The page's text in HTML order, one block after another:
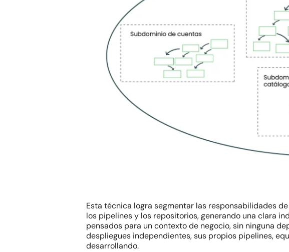
Esta técnica logra segmentar las responsabilidades
los pipelinesy los repositorios, generando una clara
pensados para un contexto de negocio, sin ninguna
despliegues independientes, sus propios pipelines,
desarrollando.